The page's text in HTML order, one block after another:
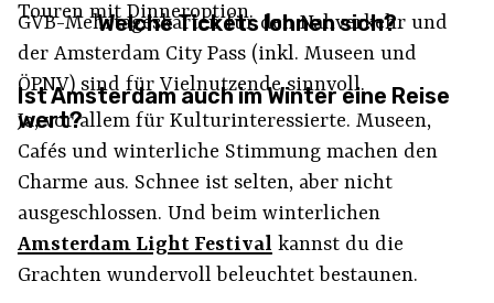
Touren mit Dinneroption.
Welche Tickets lohnen sich?
GVB-Mehrtageskarten für den Nahverkehr und
der Amsterdam City Pass (inkl. Museen und
ÖPNV) sind für Vielnutzende sinnvoll.
Ist Amsterdam auch im Winter eine Reise
wert?
Ja, vor allem für Kulturinteressierte. Museen,
Cafés und winterliche Stimmung machen den
Charme aus. Schnee ist selten, aber nicht
ausgeschlossen. Und beim winterlichen
Amsterdam Light Festival kannst du die
Grachten wundervoll beleuchtet bestaunen.